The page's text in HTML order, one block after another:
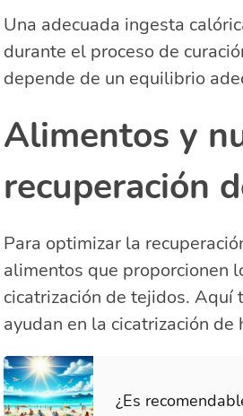
Una adecuada ingesta
durante el proceso de
depende de un equilibrio
Alimentos y
recuperación
Para optimizar la
alimentos que proporcionen
cicatrización de tejidos.
ayudan en la cicatrización de
¿Es